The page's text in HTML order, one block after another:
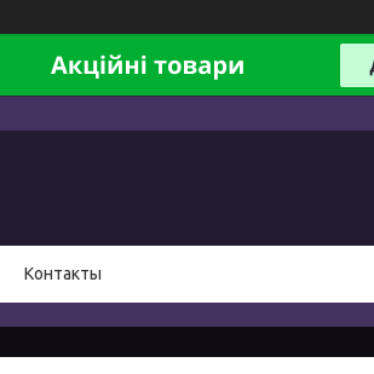
Контакты